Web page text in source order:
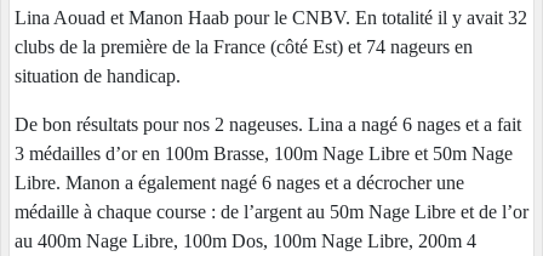
Lina Aouad et Manon Haab pour le CNBV. En totalité il y avait 32
clubs de la première de la France (côté Est) et 74 nageurs en
situation de handicap.
De bon résultats pour nos 2 nageuses. Lina a nagé 6 nages et a fait
3 médailles d’or en 100m Brasse, 100m Nage Libre et 50m Nage
Libre. Manon a également nagé 6 nages et a décrocher une
médaille à chaque course : de l’argent au 50m Nage Libre et de l’or
au 400m Nage Libre, 100m Dos, 100m Nage Libre, 200m 4